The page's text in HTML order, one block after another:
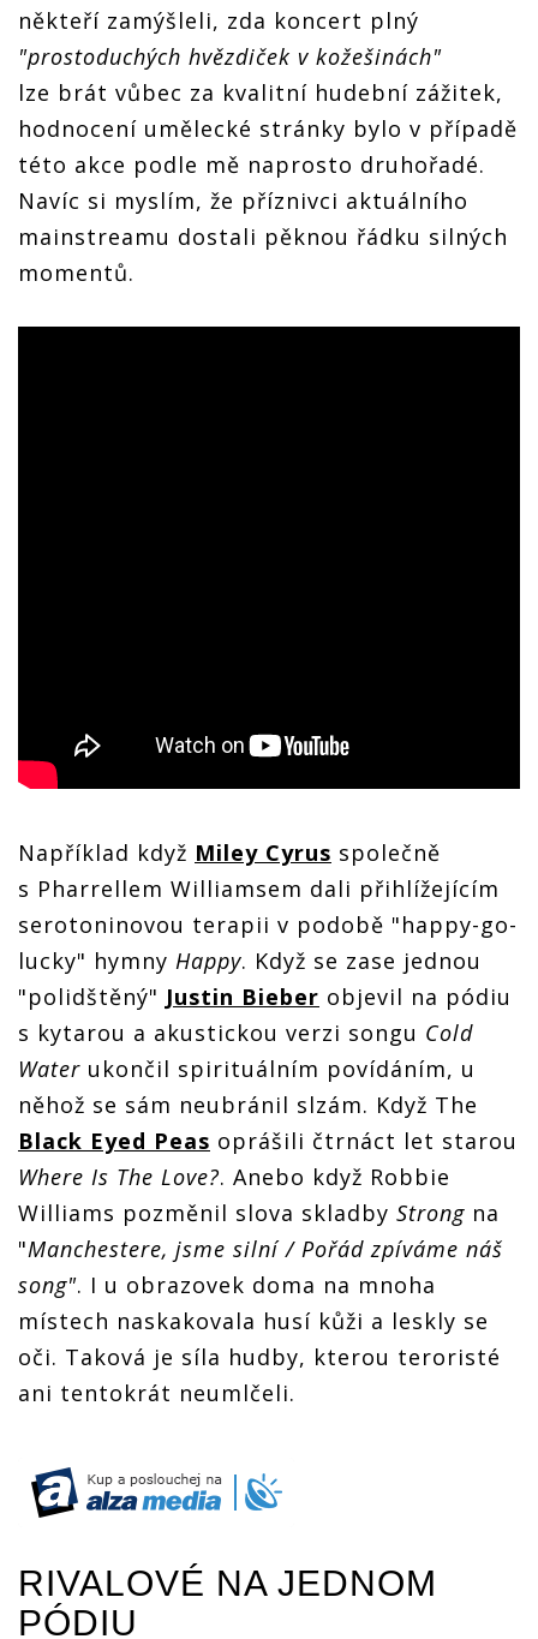
někteří zamýšleli, zda koncert plný
"prostoduchých hvězdiček v kožešinách"
lze brát vůbec za kvalitní hudební zážitek,
hodnocení umělecké stránky bylo v případě
této akce podle mě naprosto druhořadé.
Navíc si myslím, že příznivci aktuálního
mainstreamu dostali pěknou řádku silných
momentů.
Například když Miley Cyrus společně
s Pharrellem Williamsem dali přihlížejícím
serotoninovou terapii v podobě "happy-go-
lucky" hymny Happy. Když se zase jednou
"polidštěný" Justin Bieber objevil na pódiu
s kytarou a akustickou verzi songu Cold
Water ukončil spirituálním povídáním, u
něhož se sám neubránil slzám. Když The
Black Eyed Peas oprášili čtrnáct let starou
Where Is The Love?. Anebo když Robbie
Williams pozměnil slova skladby Strong na
"Manchestere, jsme silní / Pořád zpíváme náš
song". I u obrazovek doma na mnoha
místech naskakovala husí kůži a leskly se
oči. Taková je síla hudby, kterou teroristé
ani tentokrát neumlčeli.
RIVALOVÉ NA JEDNOM
PÓDIU